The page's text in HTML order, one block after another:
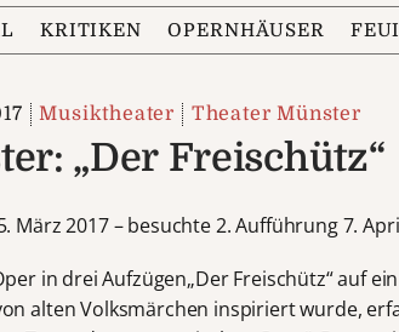
KRITIKEN OPERNHÄUSER
Musiktheater Theater Münster
„Der Freischütz“
März 2017 – besuchte 2. Aufführung 7.
in drei Aufzügen„Der Freischütz“ auf
alten Volksmärchen inspiriert wurde,